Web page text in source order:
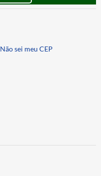
Não sei meu CEP